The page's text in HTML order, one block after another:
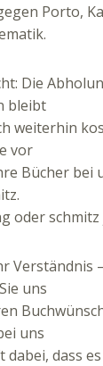
Porto,
Die
bleibt
weiterhin
vor
Bücher bei
oder
Verständnis
uns
uns
dass